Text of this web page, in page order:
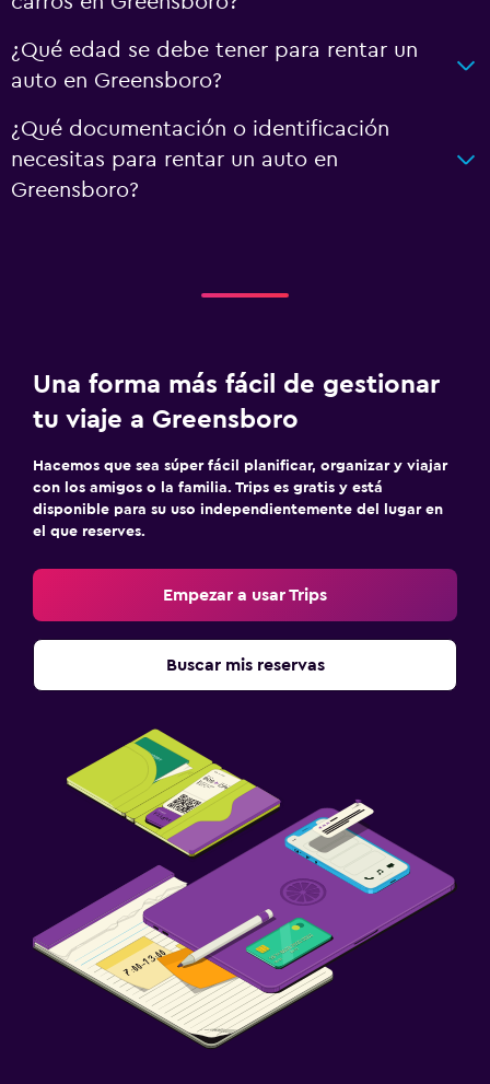
¿Qué edad se debe tener para rentar un
auto en Greensboro?
¿Qué documentación o identificación
necesitas para rentar un auto en
Greensboro?
Una forma más fácil de gestionar
tu viaje a Greensboro
Hacemos que sea súper fácil planificar, organizar y viajar
con los amigos o la familia. Trips es gratis y está
disponible para su uso independientemente del lugar en
el que reserves.
Empezar a usar Trips
Buscar mis reservas